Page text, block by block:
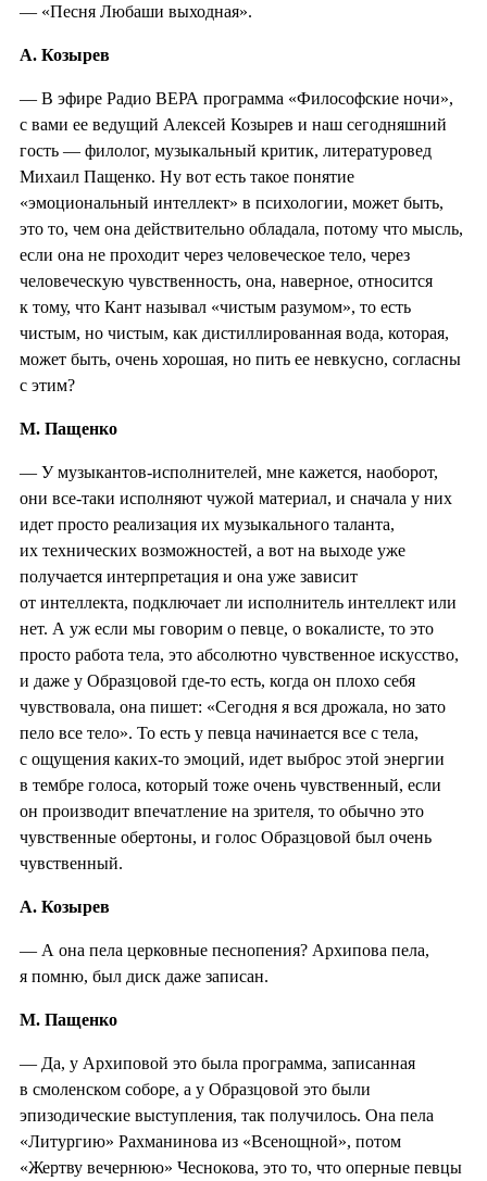
— «Песня Любаши выходная».
А. Козырев
— В эфире Радио ВЕРА программа «Философские ночи»,
с вами ее ведущий Алексей Козырев и наш сегодняшний
гость — филолог, музыкальный критик, литературовед
Михаил Пащенко. Ну вот есть такое понятие
«эмоциональный интеллект» в психологии, может быть,
это то, чем она действительно обладала, потому что мысль,
если она не проходит через человеческое тело, через
человеческую чувственность, она, наверное, относится
к тому, что Кант называл «чистым разумом», то есть
чистым, но чистым, как дистиллированная вода, которая,
может быть, очень хорошая, но пить ее невкусно, согласны
с этим?
М. Пащенко
— У музыкантов-исполнителей, мне кажется, наоборот,
они все-таки исполняют чужой материал, и сначала у них
идет просто реализация их музыкального таланта,
их технических возможностей, а вот на выходе уже
получается интерпретация и она уже зависит
от интеллекта, подключает ли исполнитель интеллект или
нет. А уж если мы говорим о певце, о вокалисте, то это
просто работа тела, это абсолютно чувственное искусство,
и даже у Образцовой где-то есть, когда он плохо себя
чувствовала, она пишет: «Сегодня я вся дрожала, но зато
пело все тело». То есть у певца начинается все с тела,
с ощущения каких-то эмоций, идет выброс этой энергии
в тембре голоса, который тоже очень чувственный, если
он производит впечатление на зрителя, то обычно это
чувственные обертоны, и голос Образцовой был очень
чувственный.
А. Козырев
— А она пела церковные песнопения? Архипова пела,
я помню, был диск даже записан.
М. Пащенко
— Да, у Архиповой это была программа, записанная
в смоленском соборе, а у Образцовой это были
эпизодические выступления, так получилось. Она пела
«Литургию» Рахманинова из «Всенощной», потом
«Жертву вечернюю» Чеснокова, это то, что оперные певцы